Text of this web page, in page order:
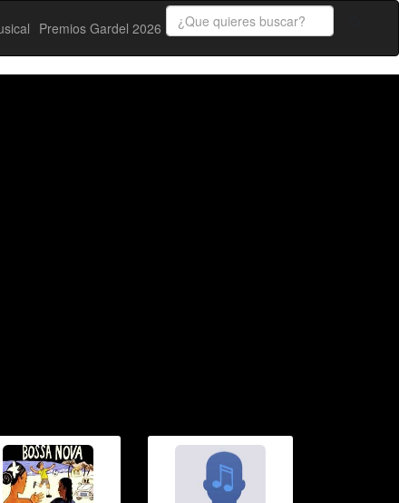
Premios Gardel 2026